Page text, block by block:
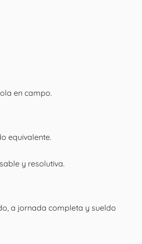
en campo.
equivalente.
y resolutiva.
a jornada completa y sueldo